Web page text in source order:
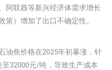
阿联酋等新兴经济体需求增长
策）增加了出口不确定性。
油焦价格在2025年初暴涨，针
32000元/吨，导致生产成本